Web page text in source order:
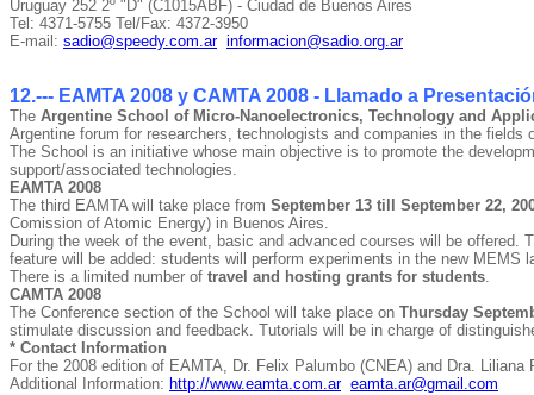
Uruguay 252 2º "D" (C1015ABF) - Ciudad de Buenos Aires
Tel: 4371-5755 Tel/Fax: 4372-3950
E-mail: sadio@speedy.com.ar informacion@sadio.org.ar
12.--- EAMTA 2008 y CAMTA 2008 - Llamado a
The Argentine School of Micro-Nanoelectronics, Technology and
Argentine forum for researchers, technologists and companies in the fields
The School is an initiative whose main objective is to promote the
support/associated technologies.
EAMTA 2008
The third EAMTA will take place from September 13 till September 22,
Comission of Atomic Energy) in Buenos Aires.
During the week of the event, basic and advanced courses will be
feature will be added: students will perform experiments in the new MEMS
There is a limited number of travel and hosting grants for students.
CAMTA 2008
The Conference section of the School will take place on Thursday
stimulate discussion and feedback. Tutorials will be in charge of
* Contact Information
For the 2008 edition of EAMTA, Dr. Felix Palumbo (CNEA) and Dra.
Additional Information: http://www.eamta.com.ar eamta.ar@gmail.com